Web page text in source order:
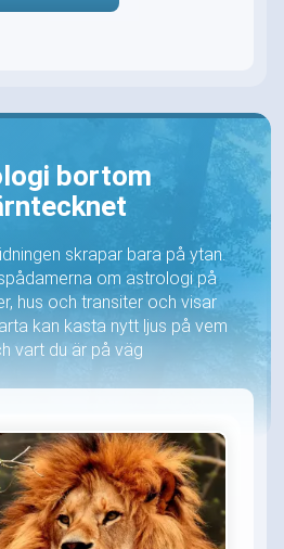
bortom
skrapar bara på ytan.
om astrologi på
hus och transiter och visar
kan kasta nytt ljus på vem
vart du är på väg